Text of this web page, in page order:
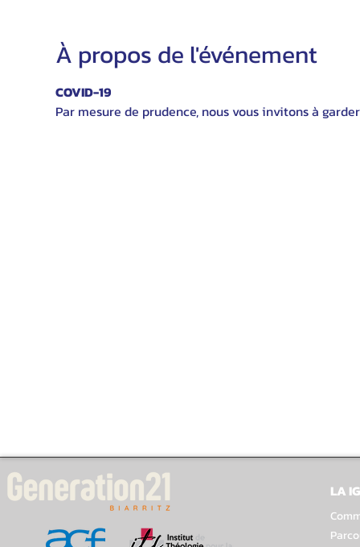
À propos de l'événement
COVID-19
Par mesure de prudence, nous vous invitons à
LA